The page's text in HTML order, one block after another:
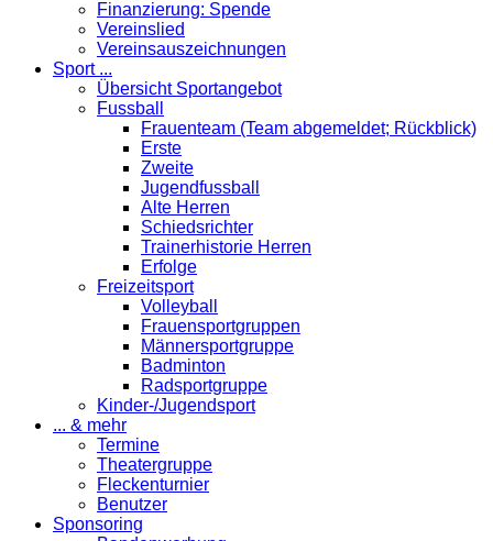
Finanzierung: Spende
Vereinslied
Vereinsauszeichnungen
Sport ...
Übersicht Sportangebot
Fussball
Frauenteam (Team abgemeldet; Rückblick)
Erste
Zweite
Jugendfussball
Alte Herren
Schiedsrichter
Trainerhistorie Herren
Erfolge
Freizeitsport
Volleyball
Frauensportgruppen
Männersportgruppe
Badminton
Radsportgruppe
Kinder-/Jugendsport
... & mehr
Termine
Theatergruppe
Fleckenturnier
Benutzer
Sponsoring